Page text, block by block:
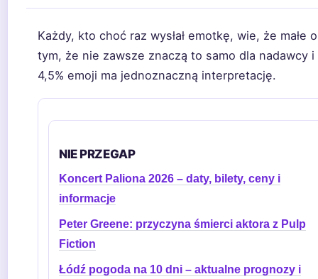
Każdy, kto choć raz wysłał emotkę, wie, że
tym, że nie zawsze znaczą to samo dla nadawcy
4,5% emoji ma jednoznaczną interpretację.
NIE PRZEGAP
Koncert Paliona 2026 – daty, bilety, ceny i
informacje
Peter Greene: przyczyna śmierci aktora z Pulp
Fiction
Łódź pogoda na 10 dni – aktualne prognozy i